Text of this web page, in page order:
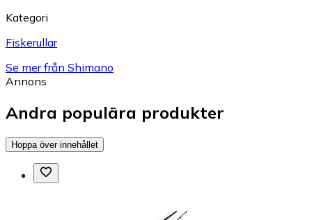
Kategori
Fiskerullar
Se mer från Shimano
Annons
Andra populära produkter
Hoppa över innehållet